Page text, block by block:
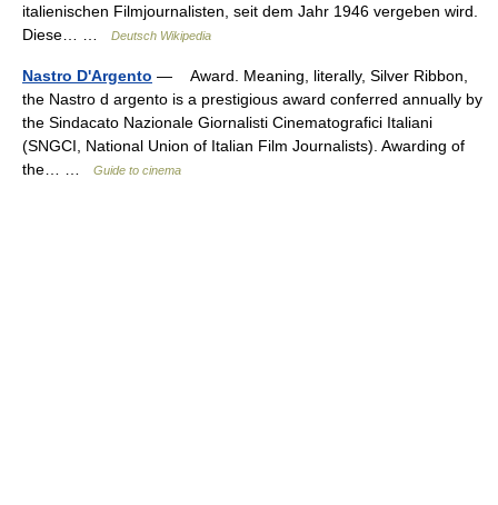
italienischen Filmjournalisten, seit dem Jahr 1946 vergeben wird.
Diese… …
Deutsch Wikipedia
Nastro D'Argento — Award. Meaning, literally, Silver Ribbon,
the Nastro d argento is a prestigious award conferred annually by
the Sindacato Nazionale Giornalisti Cinematografici Italiani
(SNGCI, National Union of Italian Film Journalists). Awarding of
the… …
Guide to cinema